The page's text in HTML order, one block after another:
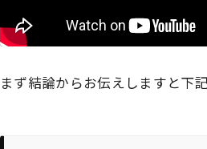
まず結論からお伝えしますと下記